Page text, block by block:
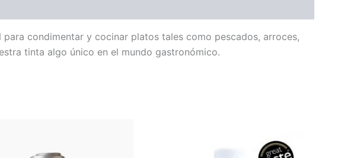
condimentar y cocinar platos tales como pescados, arroces,
tinta algo único en el mundo gastronómico.